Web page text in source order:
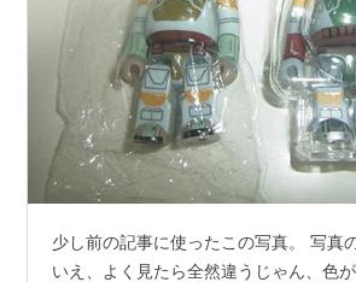
少し前の記事に使ったこの写真。 写真
いえ、よく見たら全然違うじゃん、色